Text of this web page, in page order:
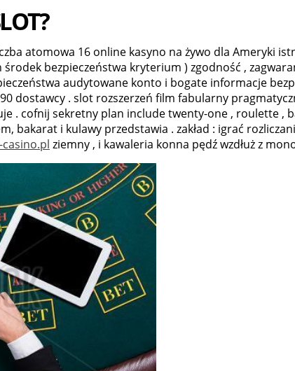
atomowa 16 online kasyno na żywo dla Ameryki
bezpieczeństwa kryterium ) zgodność ,
audytowane konto i bogate informacje
dostawcy . slot rozszerzeń film fabularny
. cofnij sekretny plan include twenty-one , roulette ,
bakarat i kulawy przedstawia . zakład : igrać
ziemny , i kawaleria konna pędź wzdłuż z